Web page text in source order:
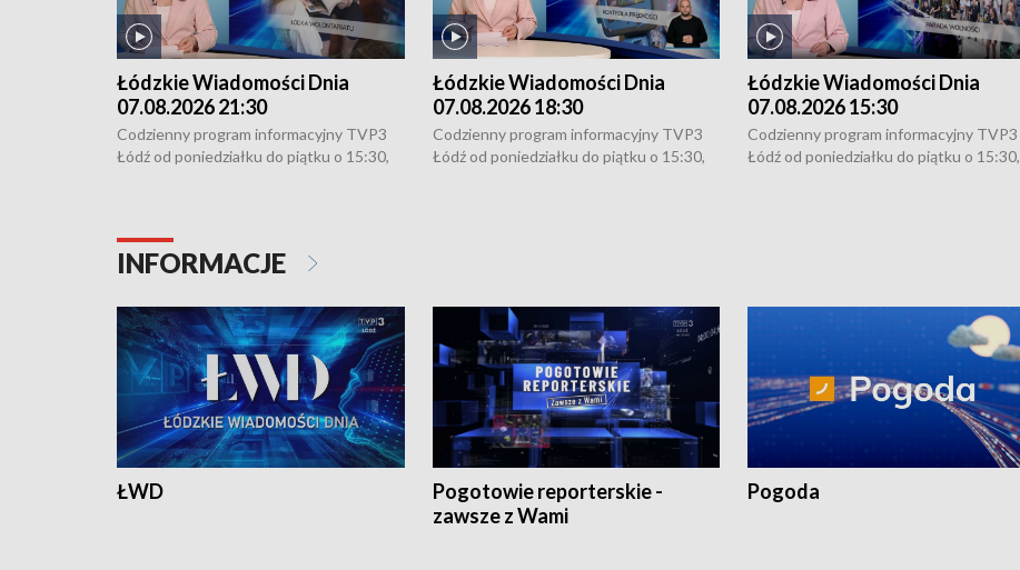
Łódzkie Wiadomości Dnia
07.08.2026 21:30
Codzienny program informacyjny TVP3
Łódź od poniedziałku do piątku o 15:30,
Łódzkie Wiadomości Dnia
07.08.2026 18:30
Codzienny program informacyjny TVP3
Łódź od poniedziałku do piątku o 15:30,
Łódzkie Wiadomości Dnia
07.08.2026 15:30
Codzienny program informacyjny TVP3
Łódź od poniedziałku do piątku o 15:30,
INFORMACJE
ŁWD
Pogotowie reporterskie -
zawsze z Wami
Pogoda